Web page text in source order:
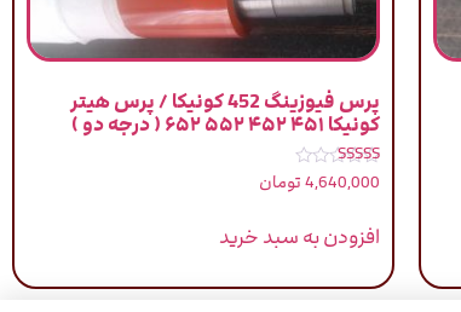
پرس فیوزینگ 452 کونیکا / پرس هیتر
کونیکا ۴۵۱ ۴۵۲ ۵۵۲ ۶۵۲ ( درجه دو )
نمره
5.00
4,640,000 تومان
افزودن به سبد خرید